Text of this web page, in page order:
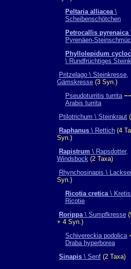
Peltaria alliacea\
Scheibenschötchen
Petrocallis pyrenaica
Pyrenäen-
Phyllolepidum
\ Rundfrüchtiges
Pritzelago \ Steinkresse,
Gämskresse (3 Syn.)
Pseudoturritis turrita
Arabis turrita
Ptilotrichum \ Steinkraut
Raphanus \ Rettich (4
Syn.)
Rapistrum \ Rapsdotter,
Windsbock (2 Taxa)
Rhynchosinapis \
Syn.)
Ricotia cretica\
Ricotie
Rorippa\ Sumpfkresse
+ 4 Syn.)
Schivereckia podolica
Draba hyperborea
Sinapis \ Senf (2 Taxa)